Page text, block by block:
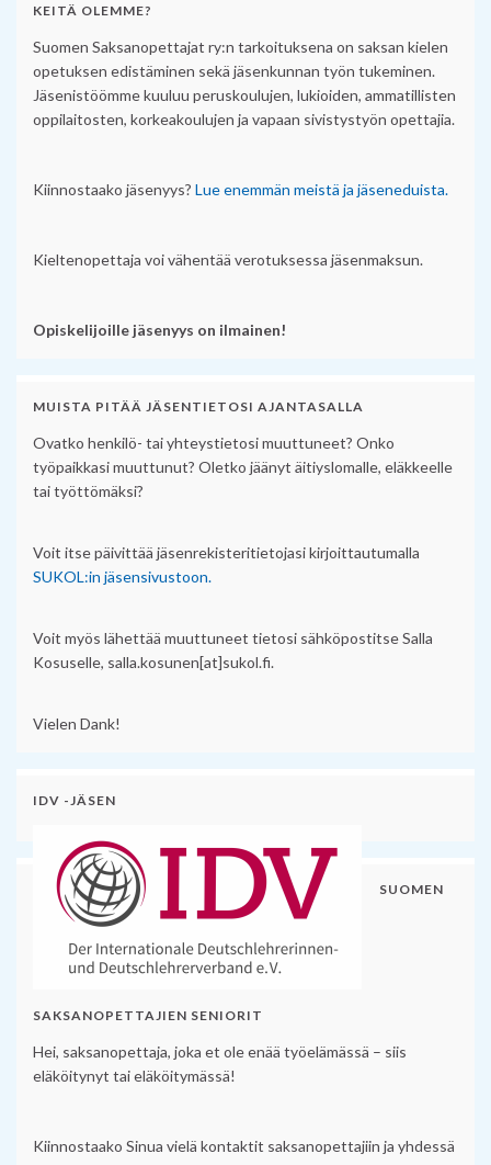
KEITÄ OLEMME?
Suomen Saksanopettajat ry:n tarkoituksena on saksan kielen
opetuksen edistäminen sekä jäsenkunnan työn tukeminen.
Jäsenistöömme kuuluu peruskoulujen, lukioiden, ammatillisten
oppilaitosten, korkeakoulujen ja vapaan sivistystyön opettajia.
Kiinnostaako jäsenyys? Lue enemmän meistä ja jäseneduista.
Kieltenopettaja voi vähentää verotuksessa jäsenmaksun.
Opiskelijoille jäsenyys on ilmainen!
MUISTA PITÄÄ JÄSENTIETOSI AJANTASALLA
Ovatko henkilö- tai yhteystietosi muuttuneet? Onko
työpaikkasi muuttunut? Oletko jäänyt äitiyslomalle, eläkkeelle
tai työttömäksi?
Voit itse päivittää jäsenrekisteritietojasi kirjoittautumalla
SUKOL:in jäsensivustoon.
Voit myös lähettää muuttuneet tietosi sähköpostitse Salla
Kosuselle, salla.kosunen[at]sukol.fi.
Vielen Dank!
IDV -JÄSEN
SUOMEN
SAKSANOPETTAJIEN SENIORIT
Hei, saksanopettaja, joka et ole enää työelämässä – siis
eläköitynyt tai eläköitymässä!
Kiinnostaako Sinua vielä kontaktit saksanopettajiin ja yhdessä